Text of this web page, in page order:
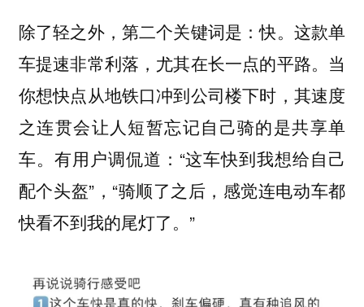
除了轻之外，第二个关键词是：快。 这款单
车提速非常利落，尤其在长一点的平路。当
你想快点从地铁口冲到公司楼下时，其速度
之连贯会让人短暂忘记自己骑的是共享单
车。有用户调侃道：“这车快到我想给自己
配个头盔”，“骑顺了之后，感觉连电动车都
快看不到我的尾灯了。”